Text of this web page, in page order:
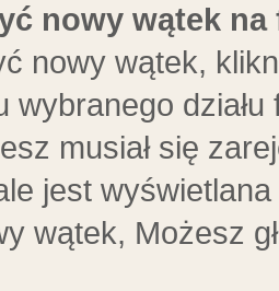
nowy wątek na
nowy wątek,
wybranego
musiał się
jest
wątek, Możesz